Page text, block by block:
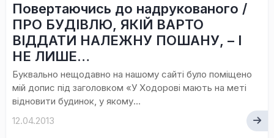
Повертаючись до надрукованого /
ПРО БУДІВЛЮ, ЯКІЙ ВАРТО
ВІДДАТИ НАЛЕЖНУ ПОШАНУ, – І
НЕ ЛИШЕ…
Буквально нещодавно на нашому сайті було поміщено
мій допис під заголовком «У Ходорові мають на меті
відновити будинок, у якому...
12.04.2013